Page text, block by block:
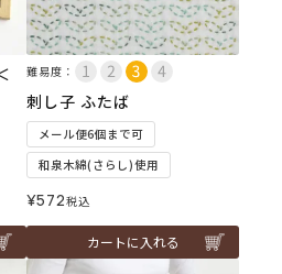
難易度：
刺し子 ふたば
メール便6個まで可
和泉木綿(さらし)使用
¥572税込
カートに入れる